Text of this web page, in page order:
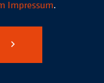
Impressum.